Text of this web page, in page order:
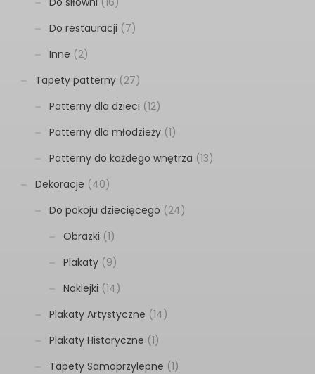
Do restauracji (7)
Inne (2)
Tapety patterny (27)
Patterny dla dzieci (12)
Patterny dla młodzieży (1)
Patterny do każdego wnętrza (13)
Dekoracje (40)
Do pokoju dziecięcego (24)
Obrazki (1)
Plakaty (9)
Naklejki (14)
Plakaty Artystyczne (14)
Plakaty Historyczne (1)
Tapety Samoprzylepne (1)